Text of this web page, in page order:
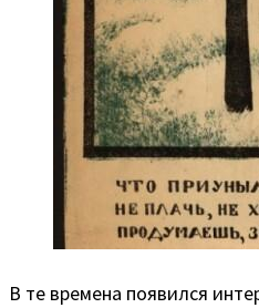
В те времена появился